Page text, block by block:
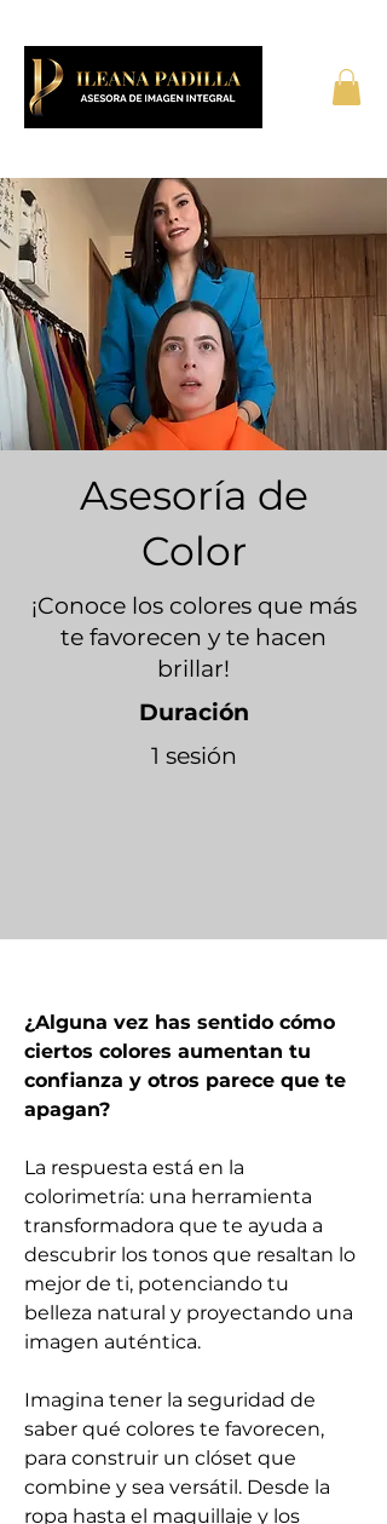
Asesoría de
Color
¡Conoce los colores que más
te favorecen y te hacen
brillar!
Duración
1 sesión
¿Alguna vez has sentido cómo
ciertos colores aumentan tu
confianza y otros parece que te
apagan?
La respuesta está en la
colorimetría: una herramienta
transformadora que te ayuda a
descubrir los tonos que resaltan lo
mejor de ti, potenciando tu
belleza natural y proyectando una
imagen auténtica.
Imagina tener la seguridad de
saber qué colores te favorecen,
para construir un clóset que
combine y sea versátil. Desde la
ropa hasta el maquillaje y los